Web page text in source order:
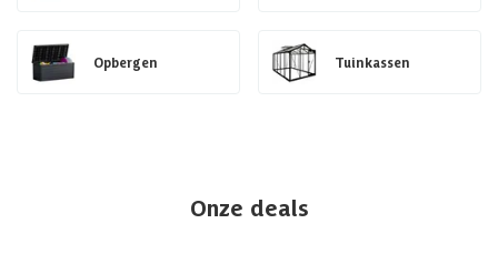
Opbergen Tuinkassen
Onze deals